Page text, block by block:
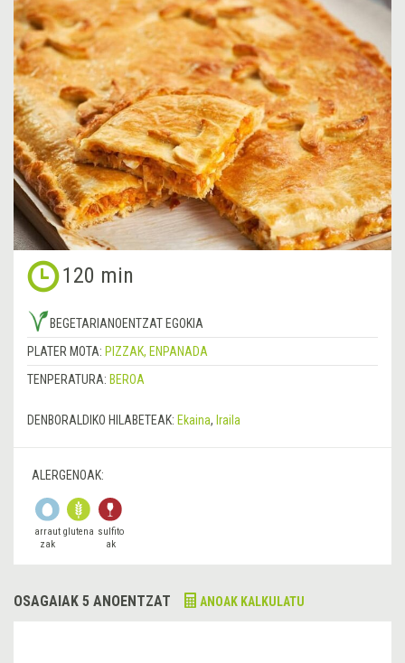
120 min
BEGETARIANOENTZAT EGOKIA
PLATER MOTA: PIZZAK, ENPANADA
TENPERATURA: BEROA
DENBORALDIKO HILABETEAK: Ekaina, Iraila
ALERGENOAK:
arraut
zak
glutena sulfito
ak
OSAGAIAK 5 ANOENTZAT ANOAK KALKULATU